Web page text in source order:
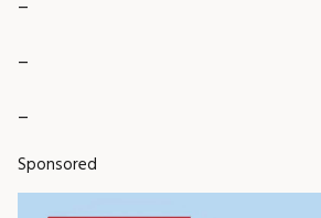
_
_
Sponsored